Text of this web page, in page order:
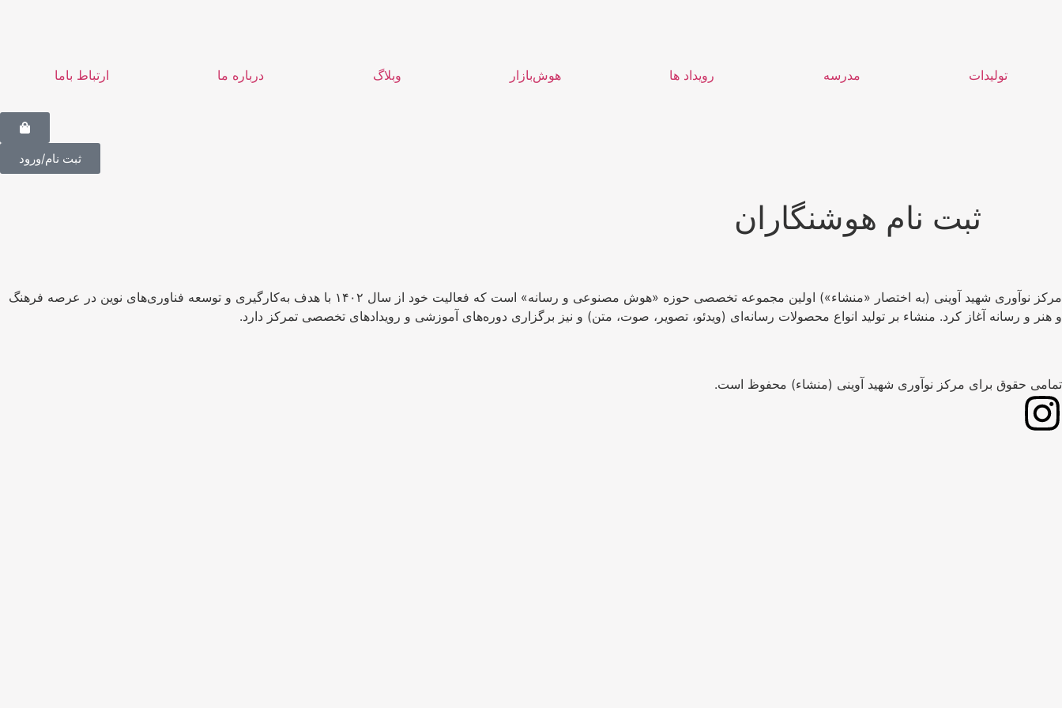
تولیدات مدرسه رویداد ها هوش‌بازار وبلاگ درباره ما ارتباط باما
ثبت نام/ورود
ثبت نام هوشنگاران
مرکز نوآوری شهید آوینی (به اختصار «منشاء») اولین مجموعه تخصصی حوزه «هوش مصنوعی و رسانه» است که فعالیت خود از سال ۱۴۰۲ با هدف به‌کارگیری و توسعه فناوری‌های نوین در عرصه فرهنگ
و هنر و رسانه آغاز کرد. منشاء بر تولید انواع محصولات رسانه‌ای (ویدئو، تصویر، صوت، متن) و نیز برگزاری دوره‌های آموزشی و رویدادهای تخصصی تمرکز دارد.
تمامی حقوق برای مرکز نوآوری شهید آوینی (منشاء) محفوظ است.